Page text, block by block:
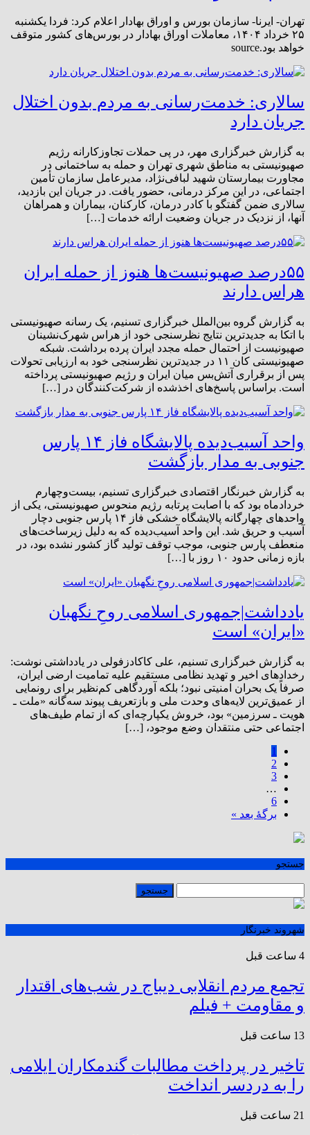
تهران- ایرنا- سازمان بورس و اوراق بهادار اعلام کرد: فردا یکشنبه
۲۵ خرداد ۱۴۰۴، معاملات اوراق بهادار در بورس‌های کشور متوقف
خواهد بود.source
سالاری: خدمت‌رسانی به مردم بدون اختلال
جریان دارد
به گزارش خبرگزاری مهر، در پی حملات تجاوزکارانه رژیم
صهیونیستی به مناطق شهری تهران و حمله به ساختمانی در
مجاورت بیمارستان شهید لبافی‌نژاد، مدیرعامل سازمان تأمین
اجتماعی، در این مرکز درمانی، حضور یافت. در جریان این بازدید،
سالاری ضمن گفتگو با کادر درمان، کارکنان، بیماران و همراهان
آنها، از نزدیک در جریان وضعیت ارائه خدمات […]
۵۵درصد صهیونیست‌ها هنوز از حمله ایران
هراس دارند
به گزارش گروه بین‌الملل خبرگزاری تسنیم، یک رسانه صهیونیستی
با اتکا به جدیدترین نتایج نظرسنجی خود از هراس شهرک‌نشینان
صهیونیست از احتمال حمله مجدد ایران پرده برداشت. شبکه
صهیونیستی کان ۱۱ در جدیدترین نظرسنجی خود به ارزیابی تحولات
پس از برقراری آتش‌بس میان ایران و رژیم صهیونیستی پرداخته
است. براساس پاسخ‌های اخذشده از شرکت‌کنندگان در […]
واحد آسیب‌دیده پالایشگاه فاز ۱۴ پارس
جنوبی به مدار بازگشت
به گزارش خبرنگار اقتصادی خبرگزاری تسنیم، بیست‌وچهارم
خردادماه بود که با اصابت پرتابه رژیم منحوس صهیونیستی، یکی از
واحدهای چهارگانه پالایشگاه خشکی فاز ۱۴ پارس جنوبی دچار
آسیب و حریق شد. این واحد آسیب‌دیده که به دلیل زیرساخت‌های
منعطف پارس جنوبی، موجب توقف تولید گاز کشور نشده بود، در
بازه زمانی حدود ۱۰ روز با […]
یادداشت|جمهوری اسلامی روحِ نگهبان
«ایران» است
به گزارش خبرگزاری تسنیم، علی کاکادزفولی در یادداشتی نوشت:
رخدادهای اخیر و تهدید نظامی مستقیم علیه تمامیت ارضی ایران،
صرفاً یک بحران امنیتی نبود؛ بلکه آوردگاهی کم‌نظیر برای رونمایی
از عمیق‌ترین لایه‌های وحدت ملی و بازتعریف پیوند سه‌گانه «ملت ـ
هویت ـ سرزمین» بود، خروش یکپارچه‌ای که از تمام طیف‌های
اجتماعی حتی منتقدان وضع موجود، […]
1
2
3
…
6
برگهٔ بعد »
جستجو
شهروند خبرنگار
4 ساعت قبل
تجمع مردم انقلابی دیباج در شب‌های اقتدار
و مقاومت + فیلم
13 ساعت قبل
تاخیر در پرداخت مطالبات گندمکاران ایلامی
را به دردسر انداخت
21 ساعت قبل